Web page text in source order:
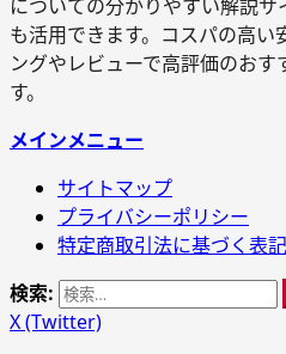
についての分かりやすい解説
も活用できます。コスパの高
ングやレビューで高評価のお
す。
メインメニュー
サイトマップ
プライバシーポリシー
特定商取引法に基づく表記
検索:
X (Twitter)